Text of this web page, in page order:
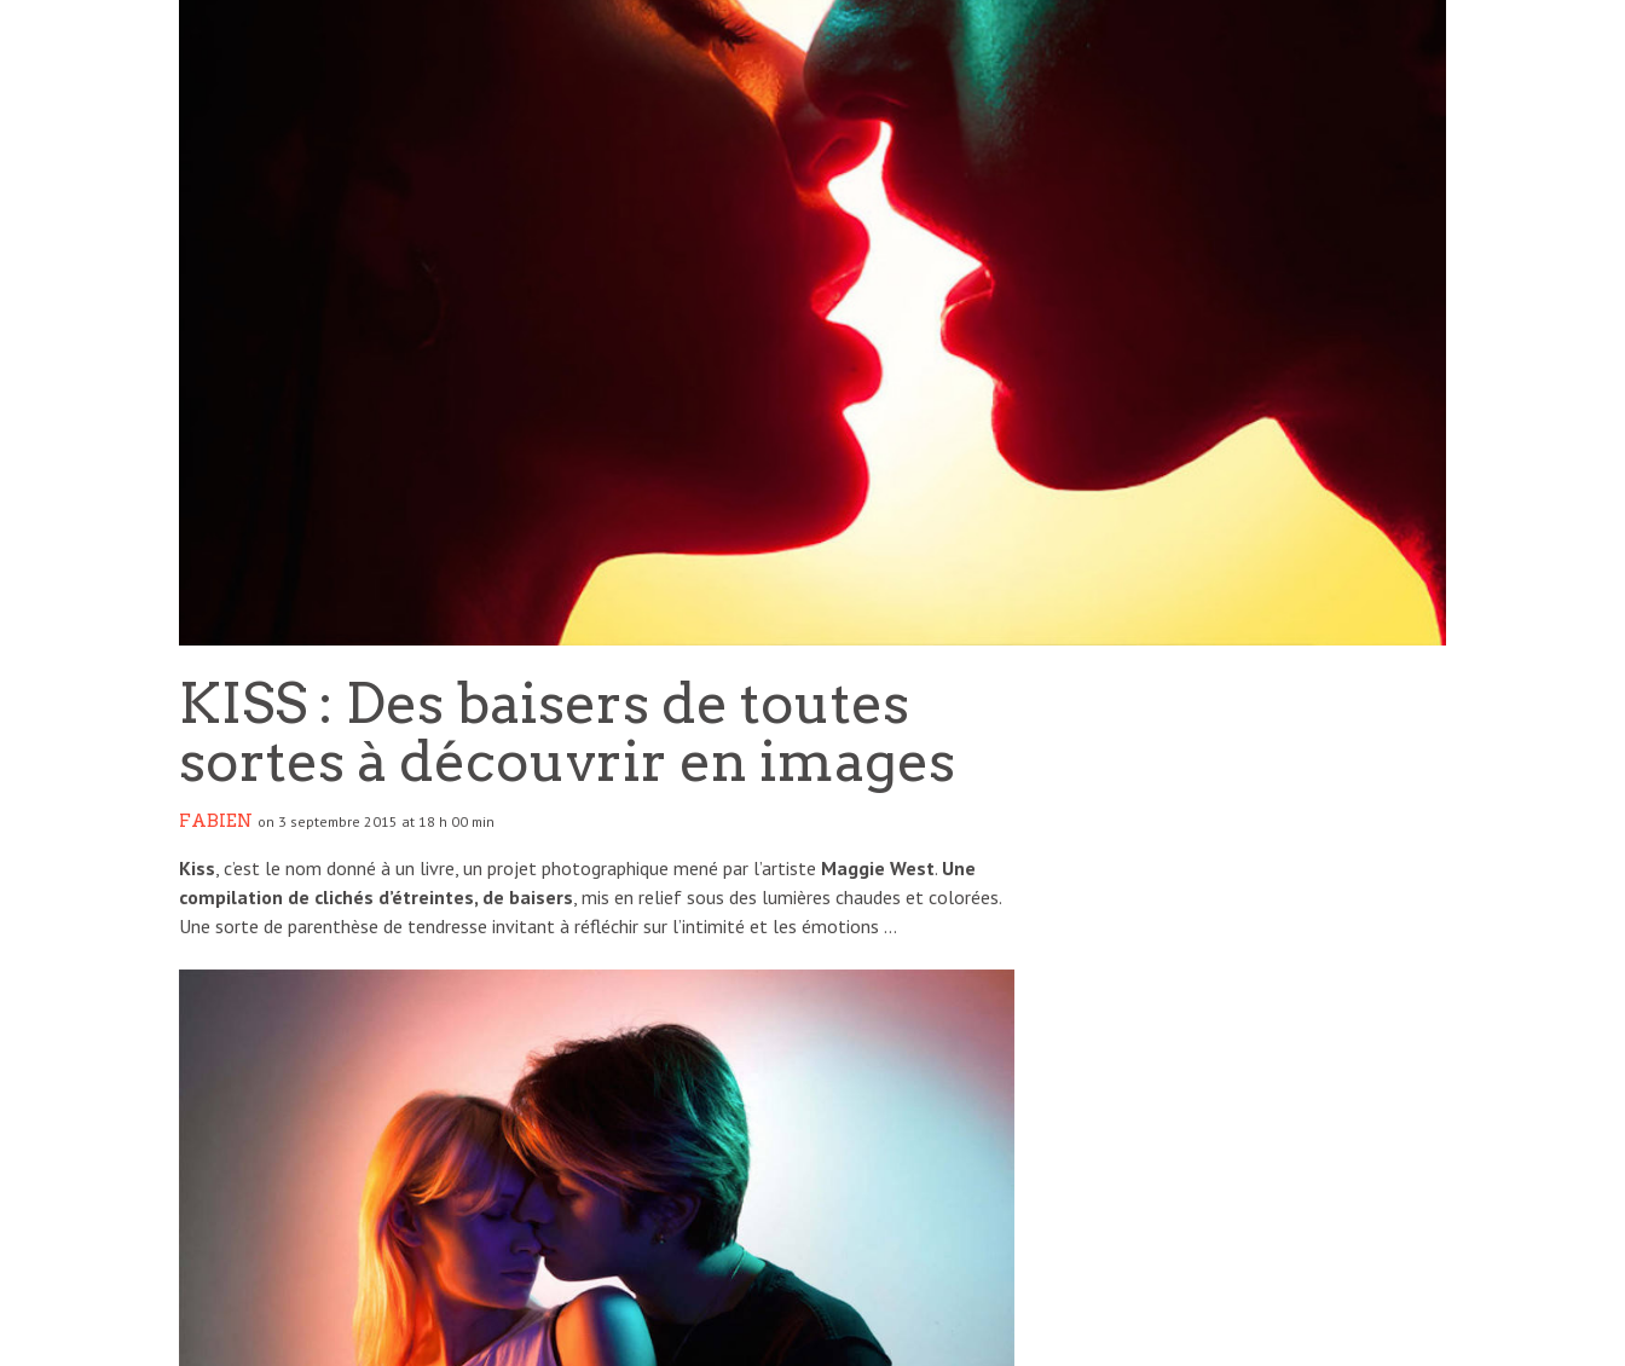
KISS : Des baisers de toutes
sortes à découvrir en images
FABIEN on 3 septembre 2015 at 18 h 00 min
Kiss, c’est le nom donné à un livre, un projet photographique mené par l’artiste Maggie West. Une
compilation de clichés d’étreintes, de baisers, mis en relief sous des lumières chaudes et colorées.
Une sorte de parenthèse de tendresse invitant à réfléchir sur l’intimité et les émotions …